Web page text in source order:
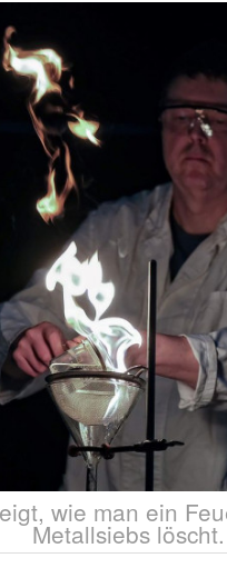
wie man ein
Metallsiebs löscht.